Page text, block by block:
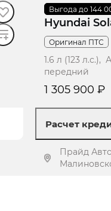
Выгода до 144
2021·138 565 км
Hyundai
Оригинал ПТС
1.6 л (123
передний
1 305 900 ₽
Расчет
Прайд